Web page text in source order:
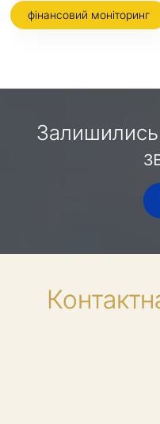
фінансовий моніторинг